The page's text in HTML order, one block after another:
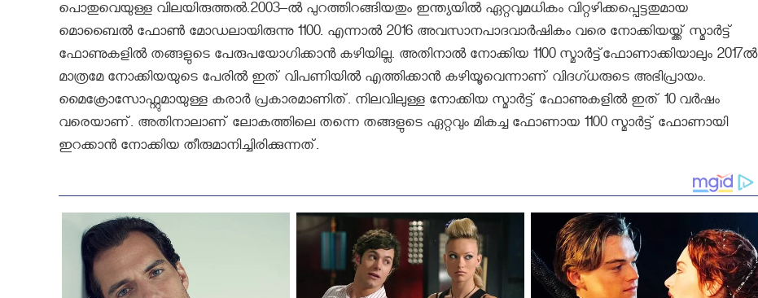
പൊതുവെയുള്ള വിലയിരുത്തല്‍.2003–ൽ പുറത്തിറങ്ങിയതും ഇന്ത്യയിൽ ഏറ്റവുമധികം വിറ്റഴിക്കപ്പെട്ടതുമായ
മൊബൈൽ ഫോൺ മോഡലായിരുന്നു 1100. എന്നാൽ 2016 അവസാനപാദവാർഷികം വരെ നോക്കിയയ്ക്ക് സ്മാർട്ട്
ഫോണുകളിൽ തങ്ങളുടെ പേരുപയോഗിക്കാൻ കഴിയില്ല. അതിനാൽ നോക്കിയ 1100 സ്മാർട്ട്ഫോണാക്കിയാലും 2017ൽ
മാത്രമേ നോക്കിയയുടെ പേരിൽ ഇത് വിപണിയിൽ എത്തിക്കാൻ കഴിയൂവെന്നാണ് വിദഗ്ധരുടെ അഭിപ്രായം.
മൈക്രോസോഫ്റ്റുമായുള്ള കരാർ പ്രകാരമാണിത്. നിലവിലുള്ള നോക്കിയ സ്മാർട്ട് ഫോണുകളിൽ ഇത് 10 വർഷം
വരെയാണ്. അതിനാലാണ് ലോകത്തിലെ തന്നെ തങ്ങളുടെ ഏറ്റവും മികച്ച ഫോണായ 1100 സ്മാർട്ട് ഫോണായി
ഇറക്കാൻ നോക്കിയ തീരുമാനിച്ചിരിക്കുന്നത്.